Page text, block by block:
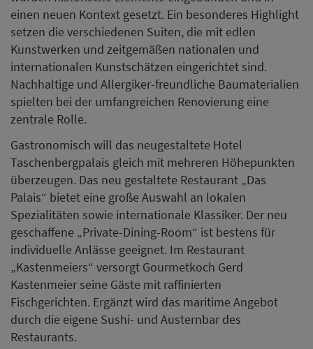
einen neuen Kontext gesetzt. Ein besonderes Highlight
setzen die verschiedenen Suiten, die mit edlen
Kunstwerken und zeitgemäßen nationalen und
internationalen Kunstschätzen eingerichtet sind.
Nachhaltige und Allergiker-freundliche Baumaterialien
spielten bei der umfangreichen Renovierung eine
zentrale Rolle.
Gastronomisch will das neugestaltete Hotel
Taschenbergpalais gleich mit mehreren Höhepunkten
überzeugen. Das neu gestaltete Restaurant „Das
Palais“ bietet eine große Auswahl an lokalen
Spezialitäten sowie internationale Klassiker. Der neu
geschaffene „Private-Dining-Room“ ist bestens für
individuelle Anlässe geeignet. Im Restaurant
„Kastenmeiers“ versorgt Gourmetkoch Gerd
Kastenmeier seine Gäste mit raffinierten
Fischgerichten. Ergänzt wird das maritime Angebot
durch die eigene Sushi- und Austernbar des
Restaurants.